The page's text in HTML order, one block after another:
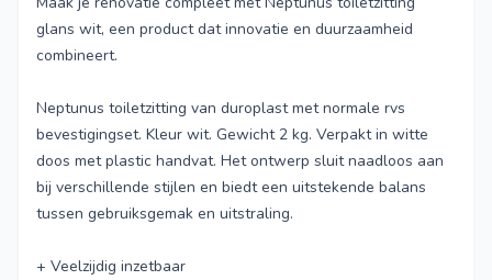
glans wit, een product dat innovatie en duurzaamheid
combineert.
Neptunus toiletzitting van duroplast met normale rvs
bevestigingset. Kleur wit. Gewicht 2 kg. Verpakt in witte
doos met plastic handvat. Het ontwerp sluit naadloos aan
bij verschillende stijlen en biedt een uitstekende balans
tussen gebruiksgemak en uitstraling.
+ Veelzijdig inzetbaar